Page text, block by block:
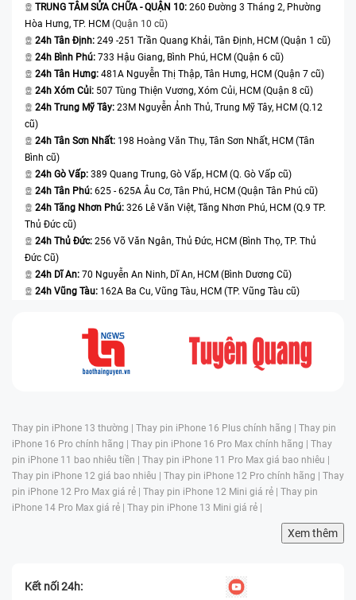
TRUNG TÂM SỬA CHỮA - QUẬN 10: 260 Đường 3 Tháng 2, Phường
Hòa Hưng, TP. HCM (Quận 10 cũ)
24h Tân Định: 249 -251 Trần Quang Khải, Tân Định, HCM (Quận 1 cũ)
24h Bình Phú: 733 Hậu Giang, Bình Phú, HCM (Quận 6 cũ)
24h Tân Hưng: 481A Nguyễn Thị Thập, Tân Hưng, HCM (Quận 7 cũ)
24h Xóm Củi: 507 Tùng Thiện Vương, Xóm Củi, HCM (Quận 8 cũ)
24h Trung Mỹ Tây: 23M Nguyễn Ảnh Thủ, Trung Mỹ Tây, HCM (Q.12
cũ)
24h Tân Sơn Nhất: 198 Hoàng Văn Thụ, Tân Sơn Nhất, HCM (Tân
Bình cũ)
24h Gò Vấp: 389 Quang Trung, Gò Vấp, HCM (Q. Gò Vấp cũ)
24h Tân Phú: 625 - 625A Âu Cơ, Tân Phú, HCM (Quận Tân Phú cũ)
24h Tăng Nhơn Phú: 326 Lê Văn Việt, Tăng Nhơn Phú, HCM (Q.9 TP.
Thủ Đức cũ)
24h Thủ Đức: 256 Võ Văn Ngân, Thủ Đức, HCM (Bình Thọ, TP. Thủ
Đức Cũ)
24h Dĩ An: 70 Nguyễn An Ninh, Dĩ An, HCM (Bình Dương Cũ)
24h Vũng Tàu: 162A Ba Cu, Vũng Tàu, HCM (TP. Vũng Tàu cũ)
Thay pin iPhone 13 thường | Thay pin iPhone 16 Plus chính hãng | Thay pin
iPhone 16 Pro chính hãng | Thay pin iPhone 16 Pro Max chính hãng | Thay
pin iPhone 11 bao nhiêu tiền | Thay pin iPhone 11 Pro Max giá bao nhiêu |
Thay pin iPhone 12 giá bao nhiêu | Thay pin iPhone 12 Pro chính hãng | Thay
pin iPhone 12 Pro Max giá rẻ | Thay pin iPhone 12 Mini giá rẻ | Thay pin
iPhone 14 Pro Max giá rẻ | Thay pin iPhone 13 Mini giá rẻ |
Xem thêm
Kết nối 24h: